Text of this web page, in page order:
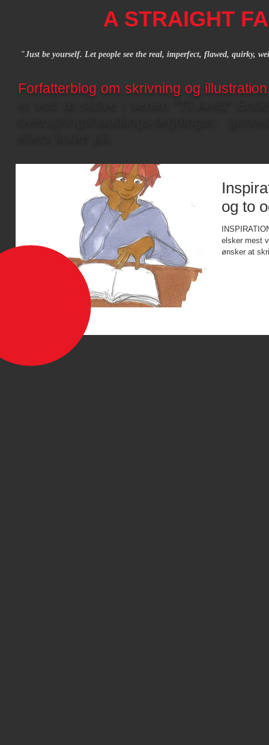
og to
INSPIRATION
elsker mest
ønsker at
Forfatterblog om skrivning og
A STRAIGHT
"Just be yourself. Let people see the real, imperfect, flawed, quirky,